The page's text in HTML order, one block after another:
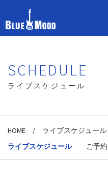
SCHEDULE
ライブスケジュール
HOME /
ライブスケジュール
ライブスケジュール
ご予